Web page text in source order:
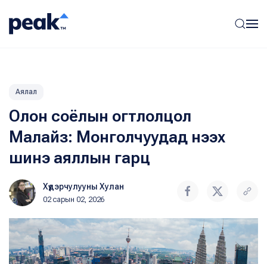
Аялал
Олон соёлын огтлолцол
Малайз: Монголчуудад нээх
шинэ аяллын гарц
Хүдэрчулууны Хулан
02 сарын 02, 2026